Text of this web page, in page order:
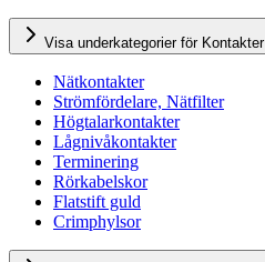
Visa underkategorier för Kontakter
Nätkontakter
Strömfördelare, Nätfilter
Högtalarkontakter
Lågnivåkontakter
Terminering
Rörkabelskor
Flatstift guld
Crimphylsor